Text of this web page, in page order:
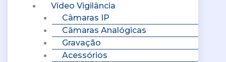
Vídeo Vigilância
Câmaras IP
Câmaras Analógicas
Gravação
Acessórios